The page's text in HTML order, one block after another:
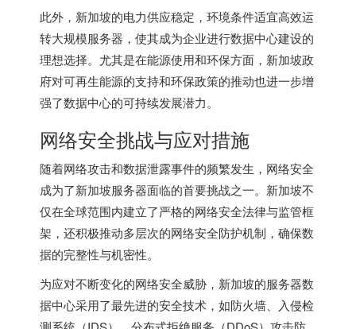
此外，新加坡的电力供应稳定，环境条件适宜高效运
转大规模服务器，使其成为企业进行数据中心建设的
理想选择。尤其是在能源使用和环保方面，新加坡政
府对可再生能源的支持和环保政策的推动也进一步增
强了数据中心的可持续发展潜力。
网络安全挑战与应对措施
随着网络攻击和数据泄露事件的频繁发生，网络安全
成为了新加坡服务器面临的首要挑战之一。新加坡不
仅在全球范围内建立了严格的网络安全法律与监管框
架，还积极推动多层次的网络安全防护机制，确保数
据的完整性与机密性。
为应对不断变化的网络安全威胁，新加坡的服务器数
据中心采用了最先进的安全技术，如防火墙、入侵检